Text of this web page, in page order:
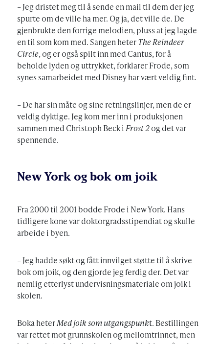
– Jeg dristet meg til å sende en mail til dem der jeg
spurte om de ville ha mer. Og ja, det ville de. De
gjenbrukte den forrige melodien, pluss at jeg lagde
en til som kom med. Sangen heterThe Reindeer
Circle, og er også spilt inn med Cantus, for å
beholde lyden og uttrykket, forklarer Frode, som
synes samarbeidet med Disney har vært veldig fint.
– De har sin måte og sine retningslinjer, men de er
veldig dyktige. Jeg kom mer inn i produksjonen
sammen med Christoph Beck i Frost 2og det var
spennende.
New York og bok om joik
Fra 2000 til 2001 bodde Frode i New York. Hans
tidligere kone var doktorgradsstipendiat og skulle
arbeide i byen.
– Jeg hadde søkt og fått innvilget støtte til å skrive
bok om joik, og den gjorde jeg ferdig der. Det var
nemlig etterlyst undervisningsmateriale om joik i
skolen.
Boka heterMed joik som utgangspunkt. Bestillingen
var rettet mot grunnskolen og mellomtrinnet, men